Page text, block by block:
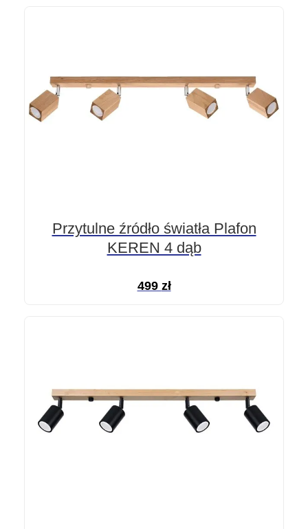
Przytulne źródło światła Plafon
KEREN 4 dąb
499 zł